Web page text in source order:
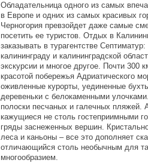
Обладательница одного из самых
в Европе и одних из самых красивых
Черногория превзойдет даже самые
посетить ее туристов. Отдых в
заказывать в турагентстве
калининграду и калининградской
экскурсии и многое другое. Почти 300
красотой побережья Адриатического
оживленные курорты, уединенные
деревеньки с белокаменными
полоски песчаных и галечных пляжей.
кажущиеся не столь гостеприимными
гряды заснеженных вершин.
леса и каньоны – все это дополняет
отличающийся столь необычным для
многообразием.